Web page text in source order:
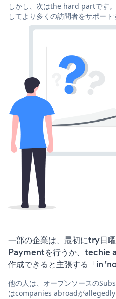
しかし、次はthe hard partです
してより多くの訪問者をサポート
一部の企業は、最初にtry日
Paymentを行うか、techie
作成できると主張する「in
他の人は、オープンソースの
はcompanies abroadが